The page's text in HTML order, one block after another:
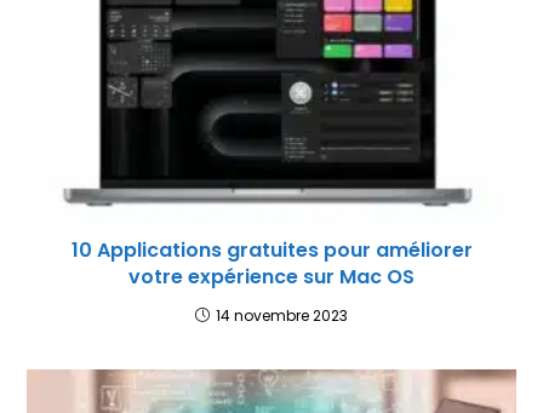
10 Applications gratuites pour améliorer
votre expérience sur Mac OS
14 novembre 2023